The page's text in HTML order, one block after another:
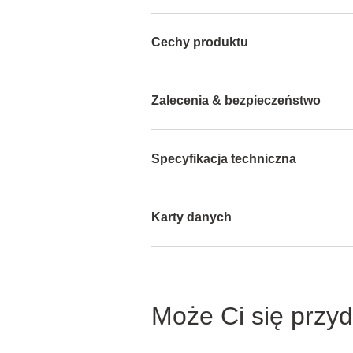
Cechy produktu
Zalecenia & bezpieczeństwo
Specyfikacja techniczna
Karty danych
Może Ci się